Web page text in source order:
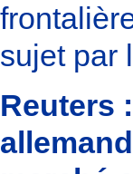
sujet par
Reuters